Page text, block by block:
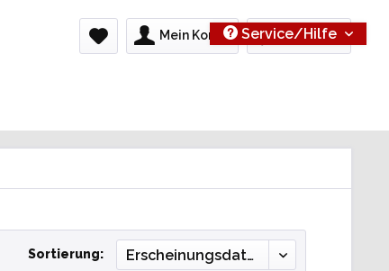
Service/Hilfe
Mein Konto 0,00 € *
Sortierung: